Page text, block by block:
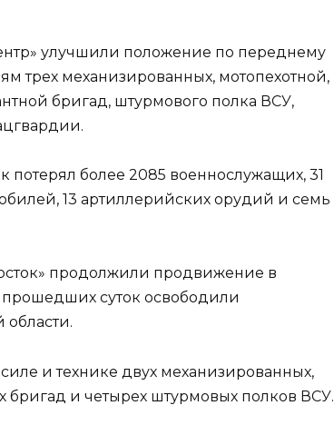
улучшили положение по переднему
трех механизированных, мотопехотной,
бригад, штурмового полка ВСУ,
более 2085 военнослужащих, 31
13 артиллерийских орудий и семь
продолжили продвижение в
суток освободили
и технике двух механизированных,
бригад и четырех штурмовых полков ВСУ.